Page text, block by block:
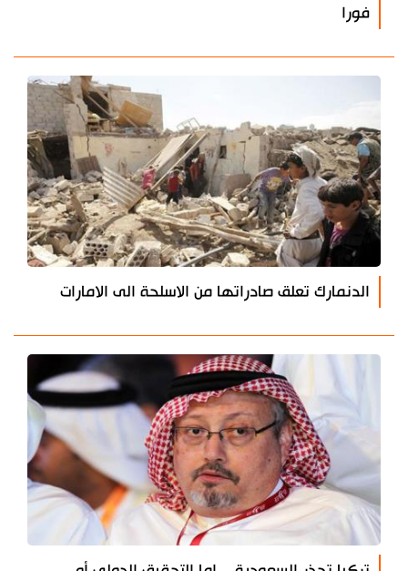
فورا
الدنمارك تعلق صادراتها من الاسلحة الى الامارات